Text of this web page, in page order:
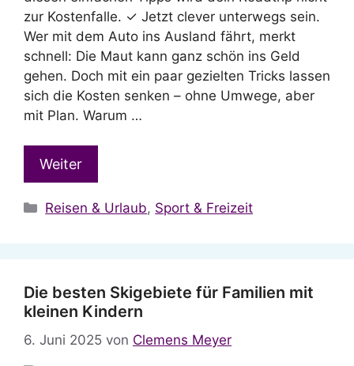
zur Kostenfalle. ✓ Jetzt clever unterwegs sein.
Wer mit dem Auto ins Ausland fährt, merkt
schnell: Die Maut kann ganz schön ins Geld
gehen. Doch mit ein paar gezielten Tricks lassen
sich die Kosten senken – ohne Umwege, aber
mit Plan. Warum …
Weiter
Kategorien
Reisen & Urlaub, Sport & Freizeit
Die besten Skigebiete für Familien mit
kleinen Kindern
6. Juni 2025 von Clemens Meyer